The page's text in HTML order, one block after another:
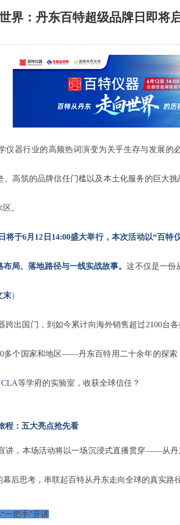
界：丹东百特超级品牌日即将
仪器行业的高频热词演变为关乎生存与发展
、高筑的品牌信任门槛以及本土化服务的巨大
。
将于6月12日14:00盛大举行，本次活动以“百
布局、落地路径与一线实战故事。这不仅是一份
末）
跨出国门，到如今累计向海外销售超过2100台
多个国家和地区——丹东百特用二十余年的探
等学府的实验室，收获全球信任？
程：五大亮点抢先看
讲，本场活动将以一场沉浸式直播贯穿——从
后思考，串联起百特从丹东走向全球的真实路径
一把手”开讲